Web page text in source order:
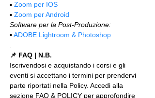
▪️ Zoom per IOS
▪️ Zoom per Android
Software per la Post-Produzione:
▪️ ADOBE Lightroom & Photoshop
📌 FAQ | N.B.
Iscrivendosi e acquistando i corsi e gli
eventi si accettano i termini per prendervi
parte riportati nella Policy. Accedi alla
sezione FAQ & POLICY per approfondire